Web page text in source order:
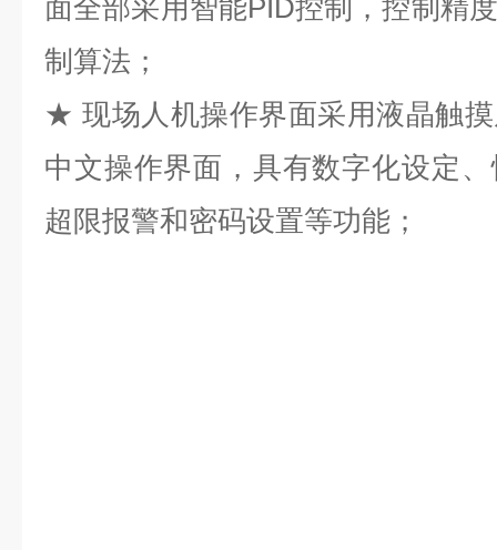
面全部采用智能PID控制，控制精
制算法；
★ 现场人机操作界面采用液晶触
中文操作界面，具有数字化设定
超限报警和密码设置等功能；